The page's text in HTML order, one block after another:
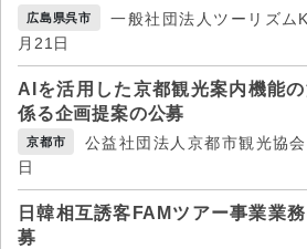
広島県呉市
一般社団法人ツーリズム
月21日
AIを活用した京都観光案内機能
係る企画提案の公募
京都市
公益社団法人京都市観光協
日
日韓相互誘客FAMツアー事業業
募